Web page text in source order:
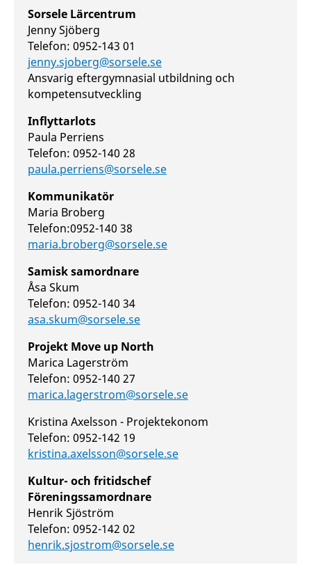
Sorsele Lärcentrum
Jenny Sjöberg
Telefon: 0952-143 01
jenny.sjoberg@sorsele.se
Ansvarig eftergymnasial utbildning och
kompetensutveckling
Inflyttarlots
Paula Perriens
Telefon: 0952-140 28
paula.perriens@sorsele.se
Kommunikatör
Maria Broberg
Telefon:0952-140 38
maria.broberg@sorsele.se
Samisk samordnare
Åsa Skum
Telefon: 0952-140 34
asa.skum@sorsele.se
Projekt Move up North
Marica Lagerström
Telefon: 0952-140 27
marica.lagerstrom@sorsele.se
Kristina Axelsson - Projektekonom
Telefon: 0952-142 19
kristina.axelsson@sorsele.se
Kultur- och fritidschef
Föreningssamordnare
Henrik Sjöström
Telefon: 0952-142 02
henrik.sjostrom@sorsele.se